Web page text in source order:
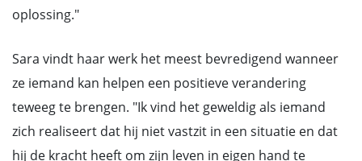
oplossing."
Sara vindt haar werk het meest bevredigend wanneer
ze iemand kan helpen een positieve verandering
teweeg te brengen. "Ik vind het geweldig als iemand
zich realiseert dat hij niet vastzit in een situatie en dat
hij de kracht heeft om zijn leven in eigen hand te